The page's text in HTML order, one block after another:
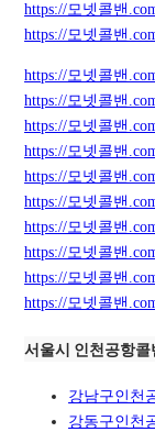
https://모넷콜밴
https://모넷콜밴
https://모넷콜밴
https://모넷콜밴
https://모넷콜밴
https://모넷콜밴
https://모넷콜밴
https://모넷콜밴
https://모넷콜밴
https://모넷콜밴
https://모넷콜밴
https://모넷콜밴
서울시 인천공항
강남구인천
강동구인천